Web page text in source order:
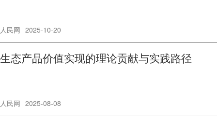
人民网 2025-10-20
生态产品价值实现的理论贡献与实践路径
人民网 2025-08-08